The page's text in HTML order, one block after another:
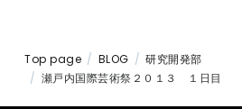
Top page BLOG
研究開発部
瀬戸内国際芸術祭２０１３ １日目